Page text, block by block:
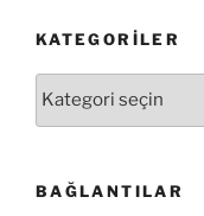
KATEGORILER
BAĞLANTILAR